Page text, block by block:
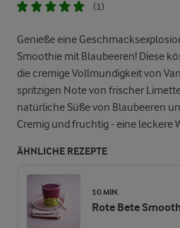
(1)
Genieße eine
Smoothie mit Blaubeeren! Diese
die cremige Vollmundigkeit von
spritzigen Note von frischer
natürliche Süße von Blaubeeren
Cremig und fruchtig - eine leckere
ÄHNLICHE REZEPTE
10 MIN.
Rote Bete